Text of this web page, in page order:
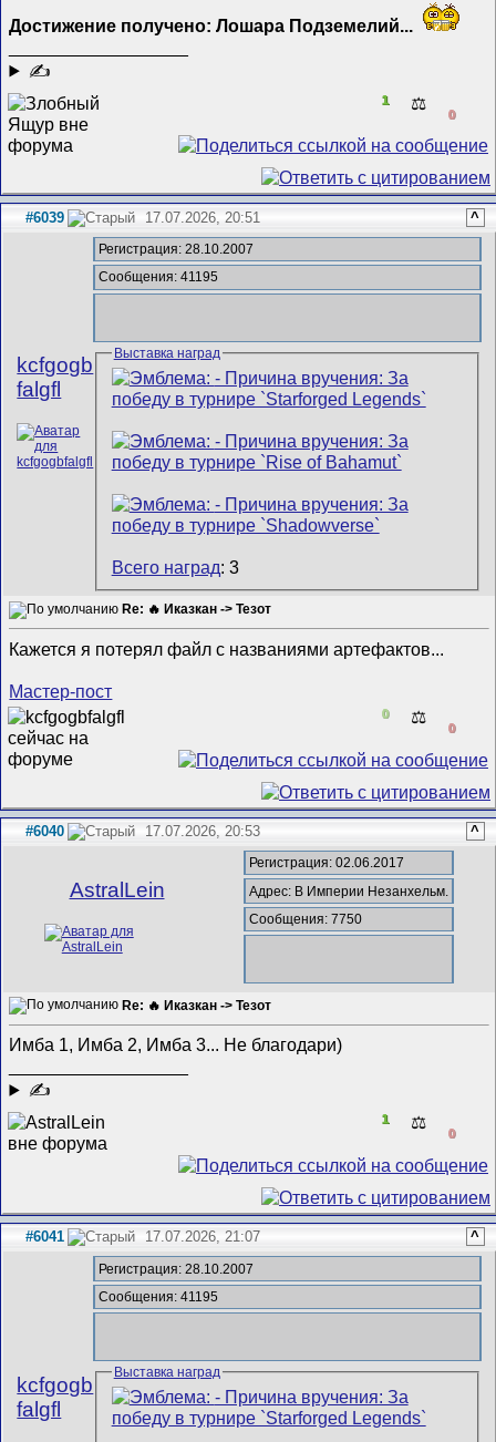
Достижение получено: Лошара Подземелий...
✍
1 ⚖️
0
#6039 17.07.2026, 20:51 ^
kcfgogb
falgfl
Регистрация: 28.10.2007
Сообщения: 41195
Выставка наград
Всего наград: 3
Re: 🔥 Иказкан -> Тезот
Кажется я потерял файл с названиями артефактов...
Мастер-пост
0 ⚖️
0
#6040 17.07.2026, 20:53 ^
AstralLein
Регистрация: 02.06.2017
Адрес: В Империи Незанхельм.
Сообщения: 7750
Re: 🔥 Иказкан -> Тезот
Имба 1, Имба 2, Имба 3... Не благодари)
✍
1 ⚖️
0
#6041 17.07.2026, 21:07 ^
kcfgogb
falgfl
Регистрация: 28.10.2007
Сообщения: 41195
Выставка наград